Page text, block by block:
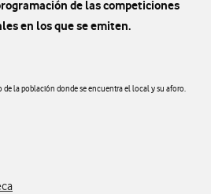
de las competiciones
en los que se emiten.
la población donde se encuentra el local y su aforo.